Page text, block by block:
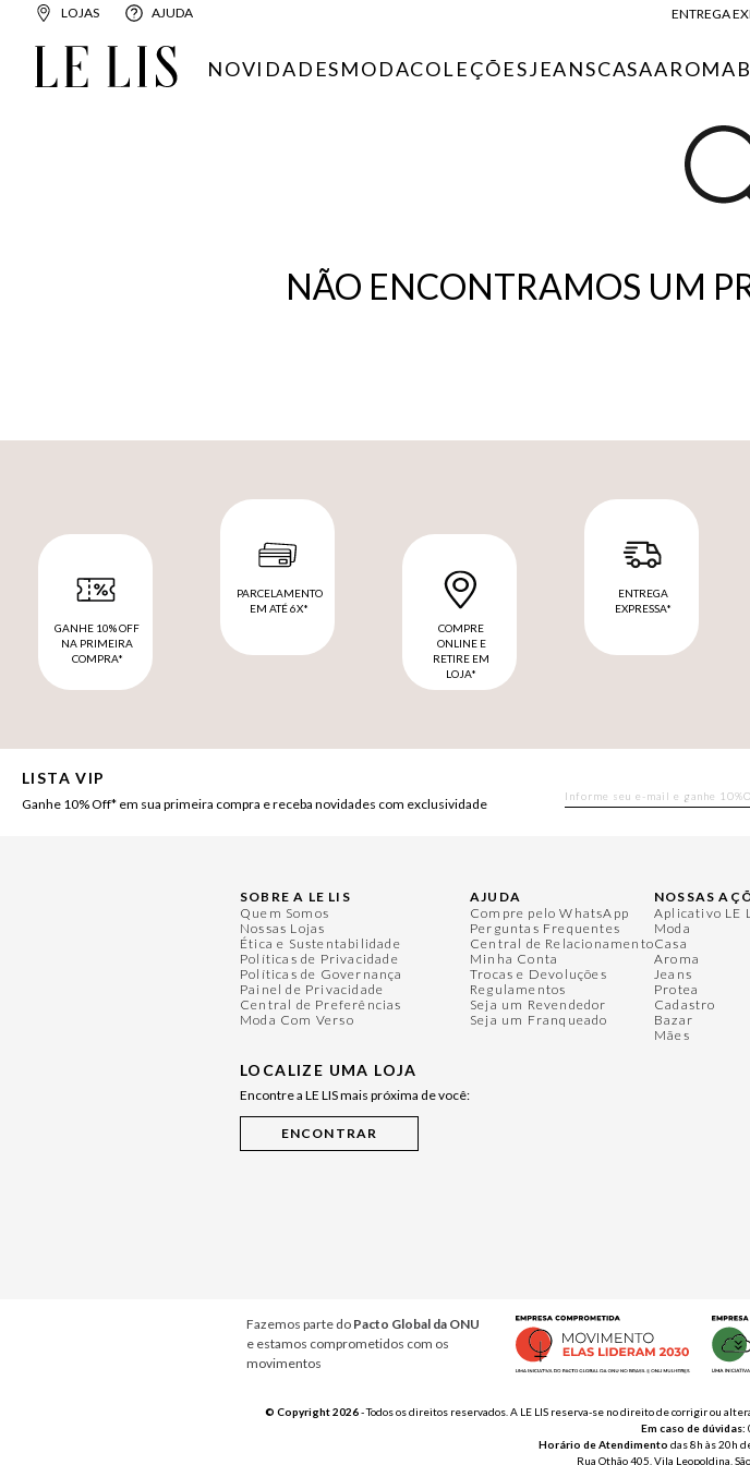
LOJAS AJUDA
ENTREGA
BAIXE O
NOVIDADESMODACOLEÇÕESJEANSCASAAROMA
NÃO ENCONTRAMOS UM
GANHE 10% OFF
NA PRIMEIRA
COMPRA*
PARCELAMENTO
EM ATÉ 6X*
COMPRE
ONLINE E
RETIRE EM
LOJA*
ENTREGA
EXPRESSA*
LISTA VIP
Ganhe 10% Off* em sua primeira compra e receba novidades com exclusividade
SOBRE A LE LIS
Quem Somos
Nossas Lojas
Ética e Sustentabilidade
Políticas de Privacidade
Políticas de Governança
Painel de Privacidade
Central de Preferências
Moda Com Verso
LOCALIZE UMA LOJA
Encontre a LE LIS mais próxima de você:
AJUDA
Compre pelo WhatsApp
Perguntas Frequentes
Central de Relacionamento
Minha Conta
Trocas e Devoluções
Regulamentos
Seja um Revendedor
Seja um Franqueado
NOSSAS
Aplicativo LE
Moda
Casa
Aroma
Jeans
Protea
Cadastro
Bazar
Mães
Fazemos parte do Pacto Global da ONU
e estamos comprometidos com os
movimentos
© Copyright 2026- Todos os direitos reservados. A LE LIS reserva-se no direito de corrigir ou
Em caso de dúvidas:
Horário de Atendimento das 8h às 20h
Rua Othão 405, Vila Leopoldina,